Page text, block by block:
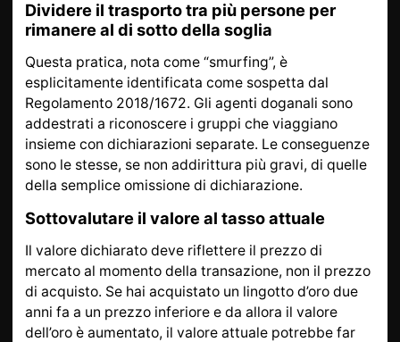
Dividere il trasporto tra più persone per
rimanere al di sotto della soglia
Questa pratica, nota come “smurfing”, è
esplicitamente identificata come sospetta dal
Regolamento 2018/1672. Gli agenti doganali sono
addestrati a riconoscere i gruppi che viaggiano
insieme con dichiarazioni separate. Le conseguenze
sono le stesse, se non addirittura più gravi, di quelle
della semplice omissione di dichiarazione.
Sottovalutare il valore al tasso attuale
Il valore dichiarato deve riflettere il prezzo di
mercato al momento della transazione, non il prezzo
di acquisto. Se hai acquistato un lingotto d’oro due
anni fa a un prezzo inferiore e da allora il valore
dell’oro è aumentato, il valore attuale potrebbe far